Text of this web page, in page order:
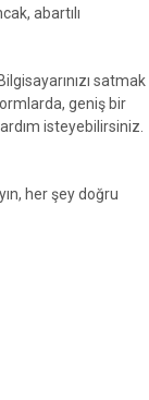
abartılı
satmak
geniş bir
isteyebilirsiniz.
her şey doğru